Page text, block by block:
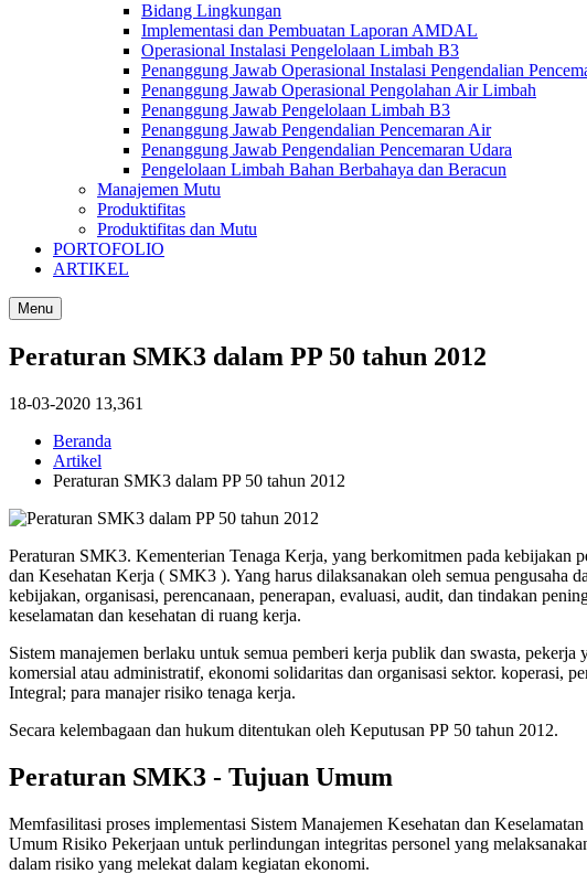
Bidang Lingkungan
Implementasi dan Pembuatan Laporan AMDAL
Operasional Instalasi Pengelolaan Limbah B3
Penanggung Jawab Operasional Instalasi Pengendalian
Penanggung Jawab Operasional Pengolahan Air Limbah
Penanggung Jawab Pengelolaan Limbah B3
Penanggung Jawab Pengendalian Pencemaran Air
Penanggung Jawab Pengendalian Pencemaran Udara
Pengelolaan Limbah Bahan Berbahaya dan Beracun
Manajemen Mutu
Produktifitas
Produktifitas dan Mutu
PORTOFOLIO
ARTIKEL
Menu
Peraturan SMK3 dalam PP 50 tahun 2012
18-03-2020 13,361
Beranda
Artikel
Peraturan SMK3 dalam PP 50 tahun 2012
Peraturan SMK3. Kementerian Tenaga Kerja, yang berkomitmen pada kebijakan
dan Kesehatan Kerja ( SMK3 ). Yang harus dilaksanakan oleh semua pengusaha
kebijakan, organisasi, perencanaan, penerapan, evaluasi, audit, dan tindakan
keselamatan dan kesehatan di ruang kerja.
Sistem manajemen berlaku untuk semua pemberi kerja publik dan swasta,
komersial atau administratif, ekonomi solidaritas dan organisasi sektor. koperasi,
Integral; para manajer risiko tenaga kerja.
Secara kelembagaan dan hukum ditentukan oleh Keputusan PP 50 tahun 2012.
Peraturan SMK3 - Tujuan Umum
Memfasilitasi proses implementasi Sistem Manajemen Kesehatan dan
Umum Risiko Pekerjaan untuk perlindungan integritas personel yang
dalam risiko yang melekat dalam kegiatan ekonomi.